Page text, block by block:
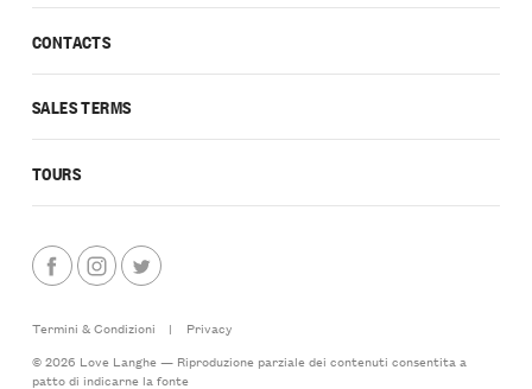
CONTACTS
SALES TERMS
TOURS
Termini & Condizioni |
Privacy
© 2026 Love Langhe — Riproduzione parziale dei contenuti consentita a
patto di indicarne la fonte